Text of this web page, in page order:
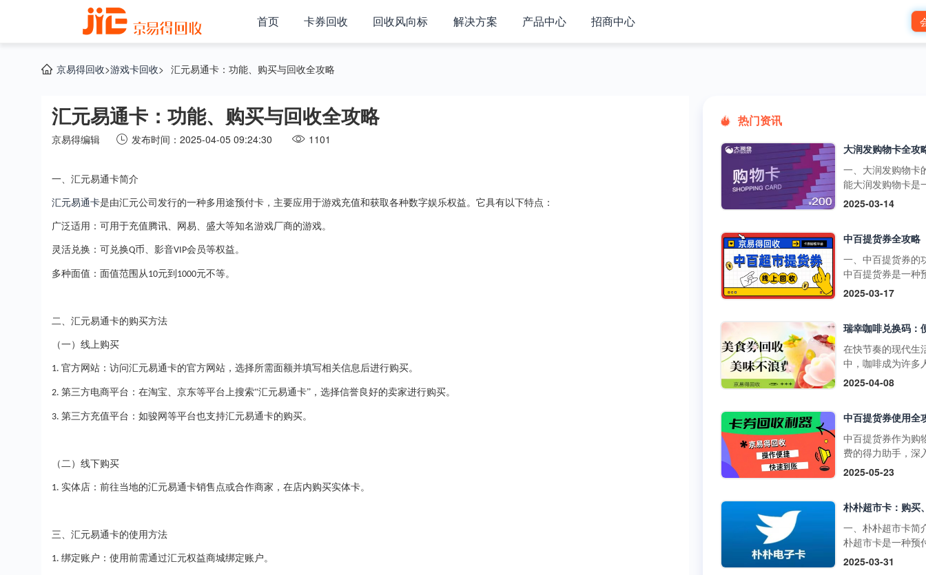
首页 卡券回收 回收风向标 解决方案 产品中心 招商中心
京易得回收>游戏卡回收> 汇元易通卡：功能、购买与回收全攻略
汇元易通卡：功能、购买与回收全攻略
京易得编辑 发布时间：2025-04-05 09:24:30 1101
一、汇元易通卡简介
汇元易通卡是由汇元公司发行的一种多用途预付卡，主要应用于游戏充值和获取各种数字娱乐权益。它具有以下特点：
广泛适用：可用于充值腾讯、网易、盛大等知名游戏厂商的游戏。
灵活兑换：可兑换Q币、影音VIP会员等权益。
多种面值：面值范围从10元到 1000元不等。
二、汇元易通卡的购买方法
（一）线上购买
1. 官方网站：访问汇元易通卡的官方网站，选择所需面额并填写相关信息后进行购买。
2. 第三方电商平台：在淘宝、京东等平台上搜索“汇元易通卡”，选择信誉良好的卖家进行购买。
3. 第三方充值平台：如骏网等平台也支持汇元易通卡的购买。
（二）线下购买
1. 实体店：前往当地的汇元易通卡销售点或合作商家，在店内购买实体卡。
三、汇元易通卡的使用方法
1. 绑定账户：使用前需通过汇元权益商城绑定账户。
热门资讯
一、大润发购物卡
能大润发购物卡是
预付卡，可在大润
品、日用品、家电
类商品。它还可以
超市的其他促销活
物更加划算。不过
草、酒类、礼品卡
值卡等特殊商品。
大润发购物卡的购
式1. 线上购买：•
发优鲜APP：下载
录后在“我的”页面
卡”，选择面值并
支付。• 第三方平
如淘宝，搜索“大
舰店或授权....
2025-03-14
中百提货券全攻略
一、中百提货券的
中百提货券是一种
式购物卡，可以在
惠。它不仅可以用
买日常商品，还可
特定活动期间享受
的获取方式1. 线上
APP参与活动，完
定任务即可获得提
券。• 在中百线上
购物满一定金额后
获赠提货券。2. 线
物满一定金额后，
线下活动，并达到
条件，即可获得提
券。三、中百提货
2025-03-17
在快节奏的现代生
中，咖啡成为许多
启活力一天或缓解
品，如经典的拿铁
爽的生椰拿铁，以
断推陈出新的季节
据了重要地位。而
活的消费凭证，为
爱好者们带来了诸
利。不过，生活中
会出现兑换码闲置
况，别担心，京易
2025-04-08
中百提货券作为购
费的得力助手，深
解其使用方法，能
惠。 使用范围广泛
百提货券主要适用
百仓储、中百超市
无论是采购米面粮
2025-05-23
一、朴朴超市卡简
朴超市卡是一种预
卡，可在朴朴超市
2025-03-31